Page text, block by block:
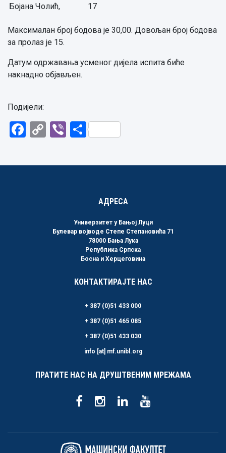
Бојана Чолић, 17
Максималан број бодова је 30,00. Довољан број бодова
за пролаз је 15.
Датум одржавања усменог дијела испита биће
накнадно објављен.
Подијели:
Facebook
CopyViberShare
АДРЕСА
Универзитет у Бањој Луци
Булевар војводе Степе Степановића 71
78000 Бања Лука
Република Српска
Босна и Херцеговина
КОНТАКТИРАЈТЕ НАС
+ 387 (0)51 433 000
+ 387 (0)51 465 085
+ 387 (0)51 433 030
info [at] mf.unibl.org
ПРАТИТЕ НАС НА ДРУШТВЕНИМ МРЕЖАМА